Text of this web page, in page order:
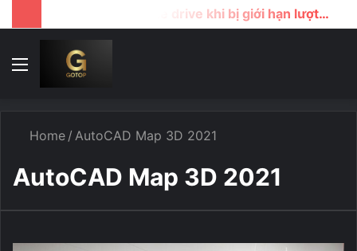
Cách tải file google drive khi bị giới hạn lượt download
Home / AutoCAD Map 3D 2021
AutoCAD Map 3D 2021